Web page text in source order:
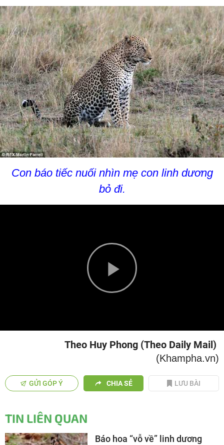
Con báo tiếc nuối nhìn mẹ con linh dương
bỏ đi.
Play
Video
Theo Huy Phong (Theo Daily Mail)
(Khampha.vn)
GỬI GÓP Ý CHIA SẺ LƯU BÀI
TIN LIÊN QUAN
Báo hoa “vỗ về” linh dương